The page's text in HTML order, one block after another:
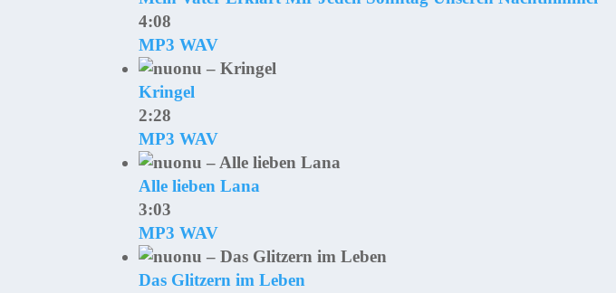
4:08
MP3 WAV
Kringel
2:28
MP3 WAV
Alle lieben Lana
3:03
MP3 WAV
Das Glitzern im Leben